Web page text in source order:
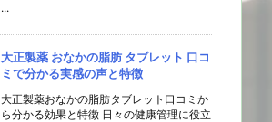
...
大正製薬 おなかの脂肪 タブレット 口コ
ミで分かる実感の声と特徴
大正製薬おなかの脂肪タブレット口コミか
ら分かる効果と特徴 日々の健康管理に役立